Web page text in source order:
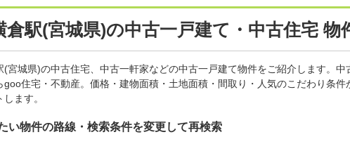
倉駅(宮城県)の中古一戸建て・中古住宅 物
(宮城県)の中古住宅、中古一軒家などの中古一戸建て物件をご紹介します。
goo住宅・不動産。価格・建物面積・土地面積・間取り・人気のこだわり条
ます。
い物件の路線・検索条件を変更して再検索